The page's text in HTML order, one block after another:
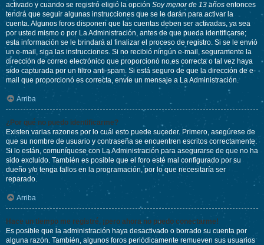
activado y cuando se registró eligió la opción Soy menor de 13 años entonces
tendrá que seguir algunas instrucciones que se le darán para activar la
cuenta. Algunos foros disponen que las cuentas deben ser activadas, ya sea
por usted mismo o por La Administración, antes de que pueda identificarse;
esta información se le brindará al finalizar el proceso de registro. Si se le envió
un e-mail, siga las instrucciones. Si no recibió ningún e-mail, seguramente la
dirección de correo electrónico que proporcionó no es correcta o tal vez haya
sido capturada por un filtro anti-spam. Si está seguro de que la dirección de e-
mail que proporcionó es correcta, envíe un mensaje a La Administración.
Arriba
¿Por qué no puedo identificarme?
Existen varias razones por lo cuál esto puede suceder. Primero, asegúrese de
que su nombre de usuario y contraseña se encuentren escritos correctamente.
Si lo están, comuníquese con La Administración para asegurarse de que no ha
sido excluido. También es posible que el foro esté mal configurado por su
dueño y/o tenga fallos en la programación, por lo que necesitaría ser
reparado.
Arriba
Hace un tiempo me registré, ¡pero ahora no puedo conectarme!
Es posible que la administración haya desactivado o borrado su cuenta por
alguna razón. También, algunos foros periódicamente remueven sus usuarios